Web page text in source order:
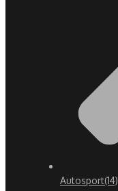
Autosport(14)